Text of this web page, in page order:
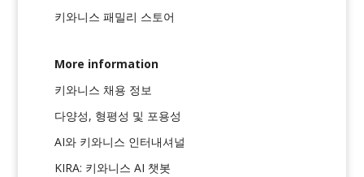
키와니스 패밀리 스토어
More information
키와니스 채용 정보
다양성, 형평성 및 포용성
AI와 키와니스 인터내셔널
KIRA: 키와니스 AI 챗봇